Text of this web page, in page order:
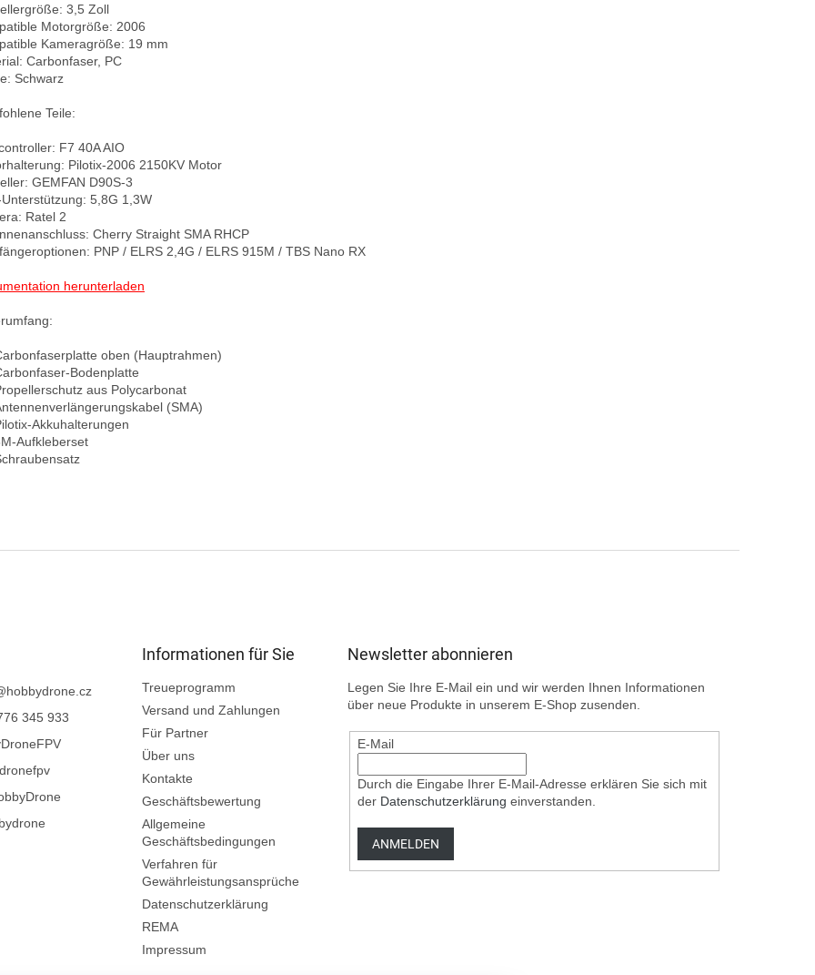
3,5 Zoll
Motorgröße: 2006
Kameragröße: 19 mm
Carbonfaser, PC
Schwarz
Teile:
F7 40A AIO
Pilotix-2006 2150KV Motor
GEMFAN D90S-3
5,8G 1,3W
Ratel 2
Cherry Straight SMA RHCP
PNP / ELRS 2,4G / ELRS 915M / TBS Nano RX
herunterladen
oben (Hauptrahmen)
Bodenplatte
aus Polycarbonat
(SMA)
Akkuhalterungen
Aufkleberset
hobbydrone.cz
345 933
Informationen für Sie
Treueprogramm
Versand und Zahlungen
Für Partner
Über uns
Kontakte
Geschäftsbewertung
Allgemeine
Geschäftsbedingungen
Verfahren für
Gewährleistungsansprüche
Datenschutzerklärung
REMA
Impressum
Newsletter abonnieren
Legen Sie Ihre E-Mail ein und wir werden Ihnen Informationen
über neue Produkte in unserem E-Shop zusenden.
E-Mail
Durch die Eingabe Ihrer E-Mail-Adresse erklären Sie sich mit
der Datenschutzerklärung einverstanden.
ANMELDEN